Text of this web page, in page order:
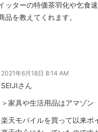
ッターの特価茶羽化や乞食
品を教えてくれます。
2021年6月18日 8:14 AM
SEIJIさん
＞家具や生活用品はアマゾン
楽天モバイルを買って以来ポ